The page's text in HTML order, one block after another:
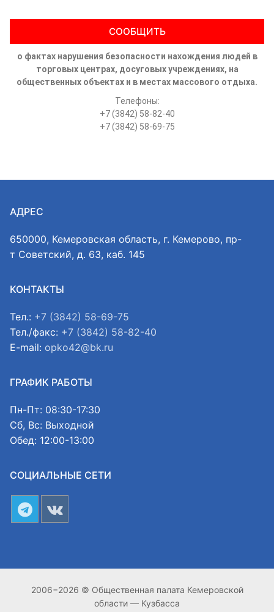
СООБЩИТЬ
о фактах нарушения безопасности нахождения людей в
торговых центрах, досуговых учреждениях, на
общественных объектах и в местах массового отдыха.
Телефоны:
+7 (3842) 58-82-40
+7 (3842) 58-69-75
АДРЕС
650000, Кемеровская область, г. Кемерово, пр-
т Советский, д. 63, каб. 145
КОНТАКТЫ
Тел.: +7 (3842) 58-69-75
Тел./факс: +7 (3842) 58-82-40
E-mail: opko42@bk.ru
ГРАФИК РАБОТЫ
Пн-Пт: 08:30-17:30
Сб, Вс: Выходной
Обед: 12:00-13:00
СОЦИАЛЬНЫЕ СЕТИ
2006−2026 © Общественная палата Кемеровской
области — Кузбасса